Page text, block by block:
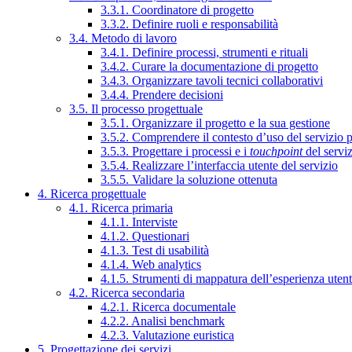
3.3.1. Coordinatore di progetto
3.3.2. Definire ruoli e responsabilità
3.4. Metodo di lavoro
3.4.1. Definire processi, strumenti e rituali
3.4.2. Curare la documentazione di progetto
3.4.3. Organizzare tavoli tecnici collaborativi
3.4.4. Prendere decisioni
3.5. Il processo progettuale
3.5.1. Organizzare il progetto e la sua gestione
3.5.2. Comprendere il contesto d’uso del servizio
3.5.3. Progettare i processi e i touchpointdel
3.5.4. Realizzare l’interfaccia utente del servizio
3.5.5. Validare la soluzione ottenuta
4. Ricerca progettuale
4.1. Ricerca primaria
4.1.1. Interviste
4.1.2. Questionari
4.1.3. Test di usabilità
4.1.4. Web analytics
4.1.5. Strumenti di mappatura dell’esperienza
4.2. Ricerca secondaria
4.2.1. Ricerca documentale
4.2.2. Analisi benchmark
4.2.3. Valutazione euristica
5. Progettazione dei servizi